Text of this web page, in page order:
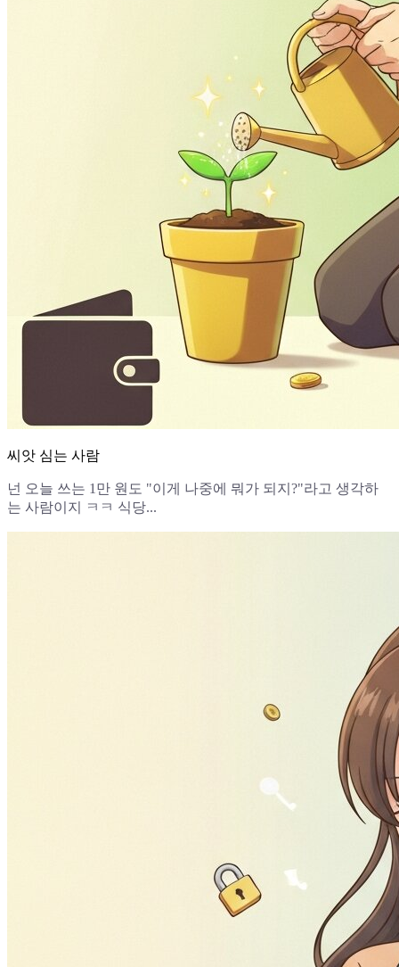
씨앗 심는 사람
넌 오늘 쓰는 1만 원도 "이게 나중에 뭐가 되지?"라고 생각하
는 사람이지 ㅋㅋ 식당...